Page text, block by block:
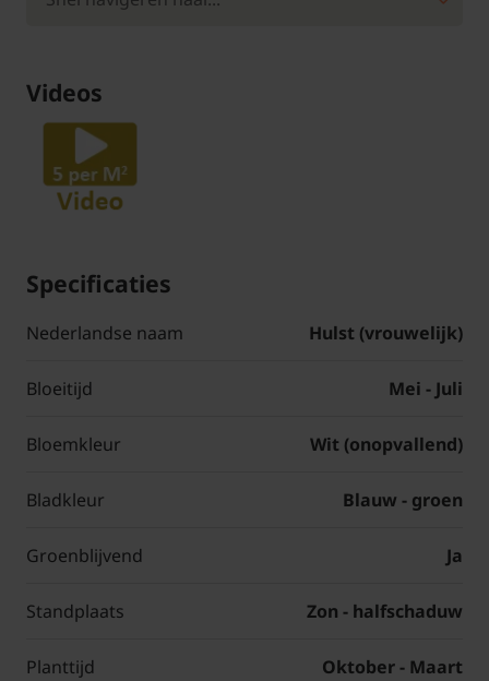
Videos
Specificaties
Nederlandse naam Hulst (vrouwelijk)
Bloeitijd Mei - Juli
Bloemkleur Wit (onopvallend)
Bladkleur Blauw - groen
Groenblijvend Ja
Standplaats Zon - halfschaduw
Planttijd Oktober - Maart